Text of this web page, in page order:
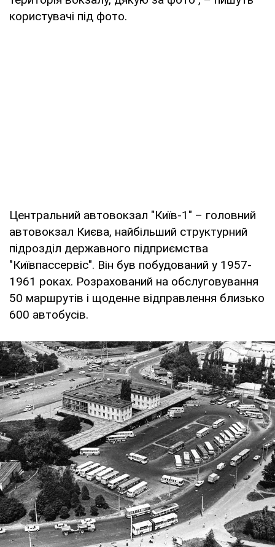
користувачі під фото.
Центральний автовокзал "Київ-1" – головний
автовокзал Києва, найбільший структурний
підрозділ державного підприємства
"Київпассервіс". Він був побудований у 1957-
1961 роках. Розрахований на обслуговування
50 маршрутів і щоденне відправлення близько
600 автобусів.